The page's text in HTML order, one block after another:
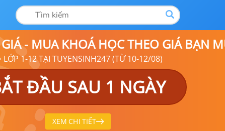
- MUA KHOÁ HỌC THEO GIÁ BẠN
LỚP 1-12 TẠI TUYENSINH247 (TỪ 10-12/08)
ĐẦU SAU 1 NGÀY
XEM CHI TIẾT